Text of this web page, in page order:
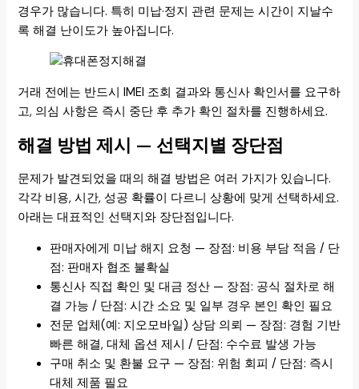
경우가 많습니다. 특히 미납·정지 관련 문제는 시간이 지날수
록 해결 난이도가 높아집니다.
거래 전에는 반드시 IMEI 조회 결과와 통신사 확인서를 요구하
고, 의심 사항은 즉시 중단 후 추가 확인 절차를 진행하세요.
해결 방법 제시 — 선택지별 장단점
문제가 발견되었을 때의 해결 방법은 여러 가지가 있습니다.
각각 비용, 시간, 성공 확률이 다르니 상황에 맞게 선택하세요.
아래는 대표적인 선택지와 장단점입니다.
판매자에게 미납 해지 요청 — 장점: 비용 부담 적음 / 단
점: 판매자 협조 불확실
통신사 직접 확인 및 대금 정산 — 장점: 공식 절차로 해
결 가능 / 단점: 시간 소요 및 일부 경우 본인 확인 필요
전문 업체(예: 지오모바일) 상담 의뢰 — 장점: 경험 기반
빠른 해결, 대체 옵션 제시 / 단점: 수수료 발생 가능
구매 취소 및 환불 요구 — 장점: 위험 회피 / 단점: 즉시
대체 제품 필요